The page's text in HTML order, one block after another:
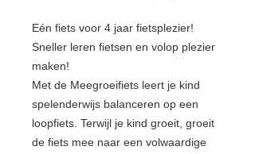
Eén fiets voor 4 jaar fietsplezier!
Sneller leren fietsen en volop plezier
maken!
Met de Meegroeifiets leert je kind
spelenderwijs balanceren op een
loopfiets. Terwijl je kind groeit, groeit
de fiets mee naar een volwaardige